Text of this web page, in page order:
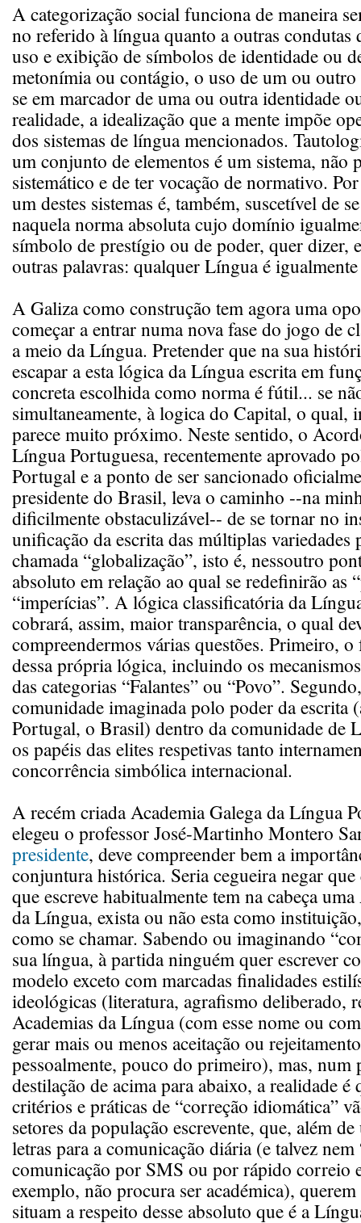
A categorização social funciona de maneira
no referido à língua quanto a outras condutas
uso e exibição de símbolos de identidade ou
metonímia ou contágio, o uso de um ou outro
se em marcador de uma ou outra identidade
realidade, a idealização que a mente impõe
dos sistemas de língua mencionados.
um conjunto de elementos é um sistema, não
sistemático e de ter vocação de normativo.
um destes sistemas é, também, suscetível de
naquela norma absoluta cujo domínio
símbolo de prestígio ou de poder, quer dizer,
outras palavras: qualquer Língua é
A Galiza como construção tem agora uma
começar a entrar numa nova fase do jogo de
a meio da Língua. Pretender que na sua
escapar a esta lógica da Língua escrita em
concreta escolhida como norma é fútil... se
simultaneamente, à logica do Capital, o qual,
parece muito próximo. Neste sentido, o
Língua Portuguesa, recentemente aprovado
Portugal e a ponto de ser sancionado
presidente do Brasil, leva o caminho --na
dificilmente obstaculizável-- de se tornar no
unificação da escrita das múltiplas variedades
chamada “globalização”, isto é, nessoutro
absoluto em relação ao qual se redefinirão as
“imperícias”. A lógica classificatória da
cobrará, assim, maior transparência, o qual
compreendermos várias questões. Primeiro,
dessa própria lógica, incluindo os
das categorias “Falantes” ou “Povo”.
comunidade imaginada polo poder da escrita
Portugal, o Brasil) dentro da comunidade de
os papéis das elites respetivas tanto
concorrência simbólica internacional.
A recém criada Academia Galega da Língua
elegeu o professor José-Martinho Montero
presidente, deve compreender bem a
conjuntura histórica. Seria cegueira negar que
que escreve habitualmente tem na cabeça
da Língua, exista ou não esta como
como se chamar. Sabendo ou imaginando
sua língua, à partida ninguém quer escrever
modelo exceto com marcadas finalidades
ideológicas (literatura, agrafismo deliberado,
Academias da Língua (com esse nome ou
gerar mais ou menos aceitação ou
pessoalmente, pouco do primeiro), mas, num
destilação de acima para abaixo, a realidade é
critérios e práticas de “correção idiomática”
setores da população escrevente, que, além
letras para a comunicação diária (e talvez nem
comunicação por SMS ou por rápido correio
exemplo, não procura ser académica), querem
situam a respeito desse absoluto que é a